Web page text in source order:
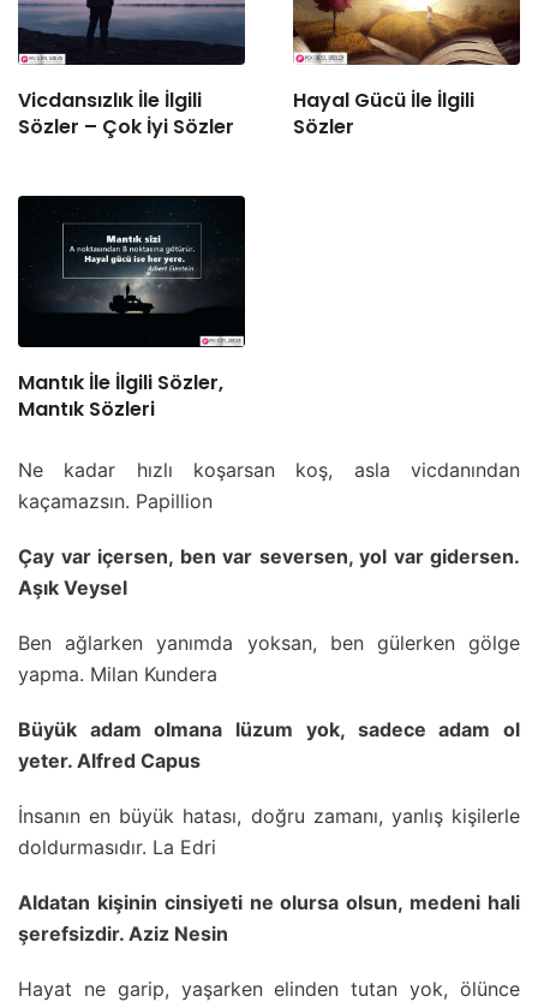
Vicdansızlık İle İlgili
Sözler – Çok İyi Sözler
Hayal Gücü İle İlgili
Sözler
Mantık İle İlgili Sözler,
Mantık Sözleri
Ne kadar hızlı koşarsan koş, asla vicdanından
kaçamazsın. Papillion
Çay var içersen, ben var seversen, yol var gidersen.
Aşık Veysel
Ben ağlarken yanımda yoksan, ben gülerken gölge
yapma. Milan Kundera
Büyük adam olmana lüzum yok, sadece adam ol
yeter. Alfred Capus
İnsanın en büyük hatası, doğru zamanı, yanlış kişilerle
doldurmasıdır. La Edri
Aldatan kişinin cinsiyeti ne olursa olsun, medeni hali
şerefsizdir. Aziz Nesin
Hayat ne garip, yaşarken elinden tutan yok, ölünce